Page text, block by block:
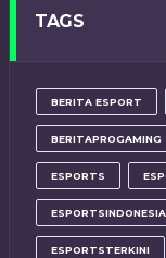
TAGS
BERITA ESPORT
BERITAPROGAMING
ESPORTS
ESPORTSINDONESIA
ESPORTSTERKINI